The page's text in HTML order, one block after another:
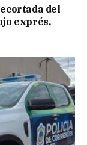
del
exprés,